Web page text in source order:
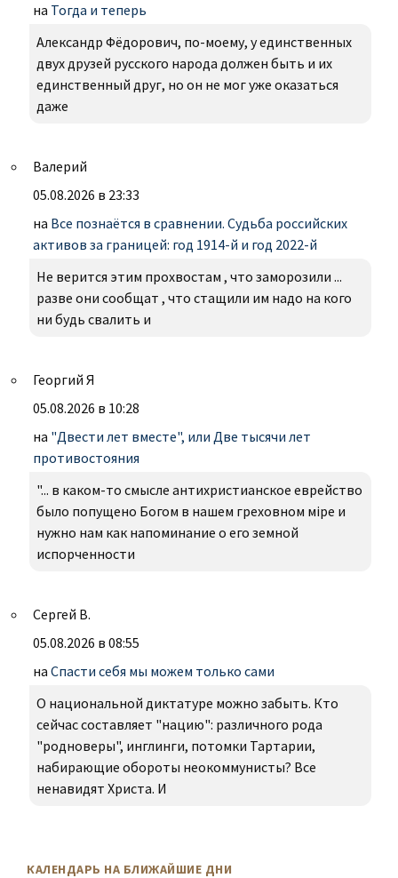
на Тогда и теперь
Александр Фëдорович, по-моему, у единственных
двух друзей русского народа должен быть и их
единственный друг, но он не мог уже оказаться
даже
Валерий
05.08.2026 в 23:33
на Все познаётся в сравнении. Судьба российских
активов за границей: год 1914-й и год 2022-й
Не верится этим прохвостам , что заморозили ...
разве они сообщат , что стащили им надо на кого
ни будь свалить и
Георгий Я
05.08.2026 в 10:28
на "Двести лет вместе", или Две тысячи лет
противостояния
"... в каком-то смысле антихристианское еврейство
было попущено Богом в нашем греховном міре и
нужно нам как напоминание о его земной
испорченности
Сергей В.
05.08.2026 в 08:55
на Спасти себя мы можем только сами
О национальной диктатуре можно забыть. Кто
сейчас составляет "нацию": различного рода
"родноверы", инглинги, потомки Тартарии,
набирающие обороты неокоммунисты? Все
ненавидят Христа. И
КАЛЕНДАРЬ НА БЛИЖАЙШИЕ ДНИ